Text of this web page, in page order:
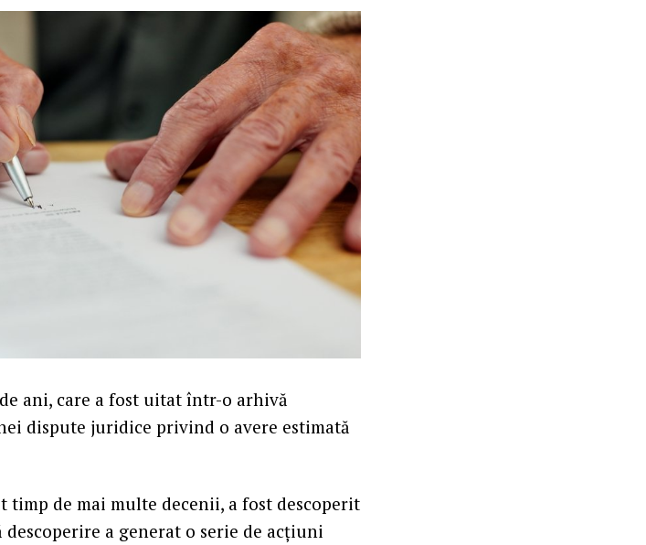
ani, care a fost uitat într-o arhivă
dispute juridice privind o avere estimată
timp de mai multe decenii, a fost descoperit
a generat o serie de acțiuni